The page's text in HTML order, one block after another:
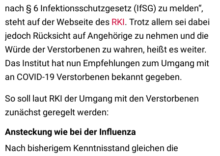
nach § 6 Infektionsschutzgesetz (IfSG) zu melden“,
steht auf der Webseite des RKI. Trotz allem sei dabei
jedoch Rücksicht auf Angehörige zu nehmen und die
Würde der Verstorbenen zu wahren, heißt es weiter.
Das Institut hat nun Empfehlungen zum Umgang mit
an COVID-19 Verstorbenen bekannt gegeben.
So soll laut RKI der Umgang mit den Verstorbenen
zunächst geregelt werden:
Ansteckung wie bei der Influenza
Nach bisherigem Kenntnisstand gleichen die